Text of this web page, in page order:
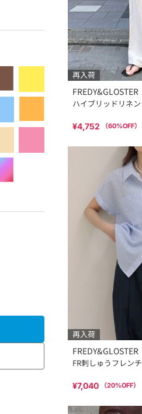
再入荷
FREDY&GLOSTER
ハイブリッドリネ
¥4,752 （60%OFF）
再入荷
FREDY&GLOSTER
FR刺しゅうフレン
¥7,040 （20%OFF）